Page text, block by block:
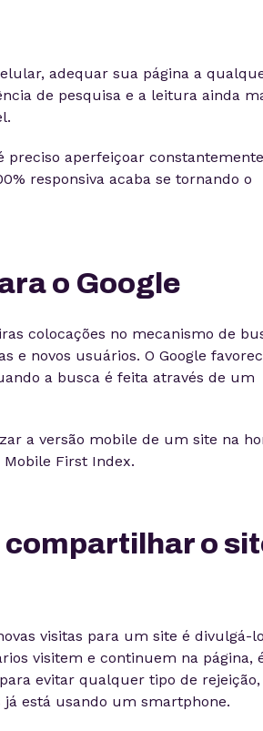
adequar sua página a
de pesquisa e a leitura ainda
preciso aperfeiçoar
responsiva acaba se tornando o
o Google
colocações no mecanismo de
e novos usuários. O Google
a busca é feita através de um
a versão mobile de um site na
First Index.
compartilhar o
visitas para um site é divulgá-lo
visitem e continuem na página,
evitar qualquer tipo de rejeição,
está usando um smartphone.